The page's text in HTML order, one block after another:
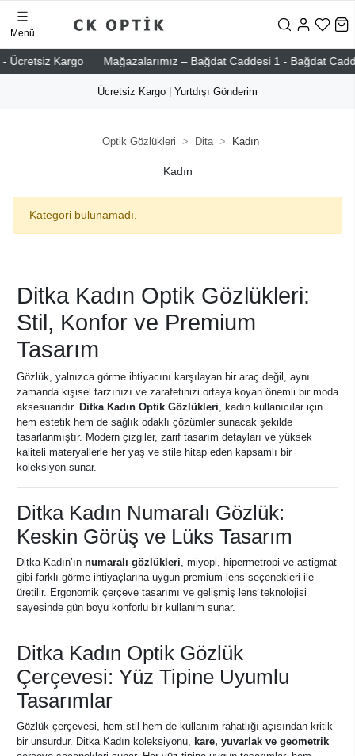
Kargo Mağazalarımız – Bağdat Caddesi 1 - Bağdat
Menü
Ücretsiz Kargo | Yurtdışı Gönderim
Optik Gözlükleri Dita Kadın
Kadın
Kategori bulunamadı.
Ditka Kadın Optik Gözlükleri:
Stil, Konfor ve Premium
Tasarım
Gözlük, yalnızca görme ihtiyacını karşılayan bir araç değil, aynı
zamanda kişisel tarzınızı ve zarafetinizi ortaya koyan önemli bir moda
aksesuarıdır. Ditka Kadın Optik Gözlükleri, kadın kullanıcılar için
hem estetik hem de sağlık odaklı çözümler sunacak şekilde
tasarlanmıştır. Modern çizgiler, zarif tasarım detayları ve yüksek
kaliteli materyallerle her yaş ve stile hitap eden kapsamlı bir
koleksiyon sunar.
Ditka Kadın Numaralı Gözlük:
Keskin Görüş ve Lüks Tasarım
Ditka Kadın’ın numaralı gözlükleri, miyopi, hipermetropi ve astigmat
gibi farklı görme ihtiyaçlarına uygun premium lens seçenekleri ile
üretilir. Ergonomik çerçeve tasarımı ve gelişmiş lens teknolojisi
sayesinde gün boyu konforlu bir kullanım sunar.
Ditka Kadın Optik Gözlük
Çerçevesi: Yüz Tipine Uyumlu
Tasarımlar
Gözlük çerçevesi, hem stil hem de kullanım rahatlığı açısından kritik
bir unsurdur. Ditka Kadın koleksiyonu, kare, yuvarlak ve geometrik